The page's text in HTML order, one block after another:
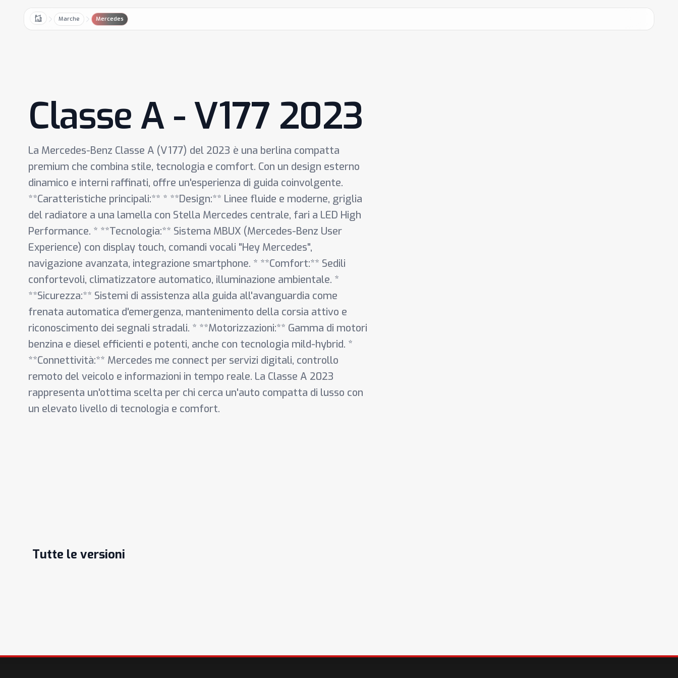
Home Marche Mercedes
Classe A - V177 2023
La Mercedes-Benz Classe A (V177) del 2023 è una berlina compatta
premium che combina stile, tecnologia e comfort. Con un design esterno
dinamico e interni raffinati, offre un'esperienza di guida coinvolgente.
**Caratteristiche principali:** * **Design:** Linee fluide e moderne, griglia
del radiatore a una lamella con Stella Mercedes centrale, fari a LED High
Performance. * **Tecnologia:** Sistema MBUX (Mercedes-Benz User
Experience) con display touch, comandi vocali "Hey Mercedes",
navigazione avanzata, integrazione smartphone. * **Comfort:** Sedili
confortevoli, climatizzatore automatico, illuminazione ambientale. *
**Sicurezza:** Sistemi di assistenza alla guida all'avanguardia come
frenata automatica d'emergenza, mantenimento della corsia attivo e
riconoscimento dei segnali stradali. * **Motorizzazioni:** Gamma di motori
benzina e diesel efficienti e potenti, anche con tecnologia mild-hybrid. *
**Connettività:** Mercedes me connect per servizi digitali, controllo
remoto del veicolo e informazioni in tempo reale. La Classe A 2023
rappresenta un'ottima scelta per chi cerca un'auto compatta di lusso con
un elevato livello di tecnologia e comfort.
Tutte le versioni